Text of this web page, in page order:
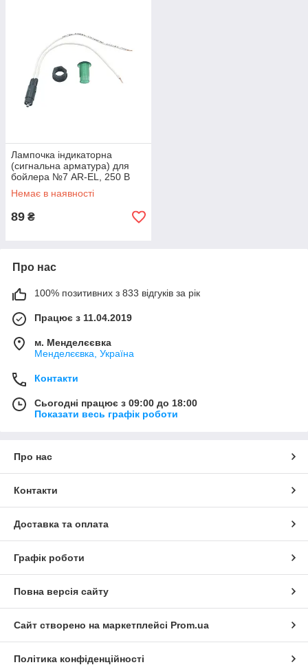
Лампочка індикаторна
(сигнальна арматура) для
бойлера №7 AR-EL, 250 В
(зелена)
Немає в наявності
89 ₴
Про нас
100% позитивних з 833 відгуків за рік
Працює з 11.04.2019
м. Менделєєвка
Менделєєвка, Україна
Контакти
Сьогодні працює з 09:00 до 18:00
Показати весь графік роботи
Про нас
Контакти
Доставка та оплата
Графік роботи
Повна версія сайту
Сайт створено на маркетплейсі Prom.ua
Політика конфіденційності